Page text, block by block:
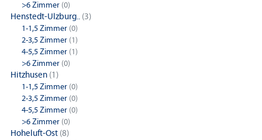
>6 Zimmer (0)
Henstedt-Ulzburg.. (3)
1-1,5 Zimmer (0)
2-3,5 Zimmer (1)
4-5,5 Zimmer (1)
>6 Zimmer (0)
Hitzhusen (1)
1-1,5 Zimmer (0)
2-3,5 Zimmer (0)
4-5,5 Zimmer (0)
>6 Zimmer (0)
Hoheluft-Ost (8)